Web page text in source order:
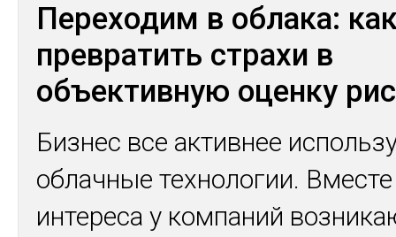
Переходим в облака:
превратить страхи в
объективную оценку
Бизнес все активнее
облачные технологии.
интереса у компаний